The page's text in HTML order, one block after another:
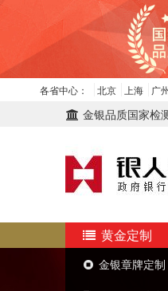
各省中心： 北京 上海 广
金银品质国家检
黄金定制
金银章牌定制